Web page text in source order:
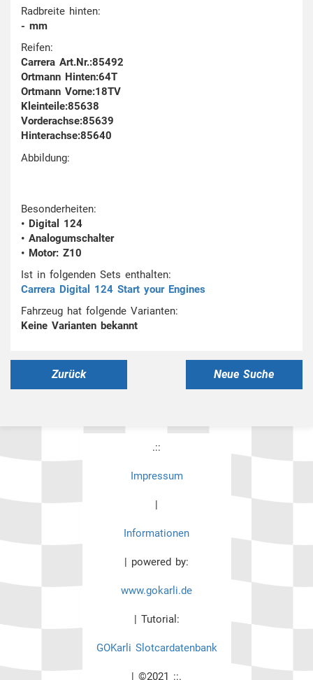
Radbreite hinten:
- mm
Reifen:
Carrera Art.Nr.:85492
Ortmann Hinten:64T
Ortmann Vorne:18TV
Kleinteile:85638
Vorderachse:85639
Hinterachse:85640
Abbildung:
Besonderheiten:
• Digital 124
• Analogumschalter
• Motor: Z10
Ist in folgenden Sets enthalten:
Carrera Digital 124 Start your Engines
Fahrzeug hat folgende Varianten:
Keine Varianten bekannt
Zurück Neue Suche
.::
Impressum
|
Informationen
| powered by:
www.gokarli.de
| Tutorial:
GOKarli Slotcardatenbank
| ©2021 ::.